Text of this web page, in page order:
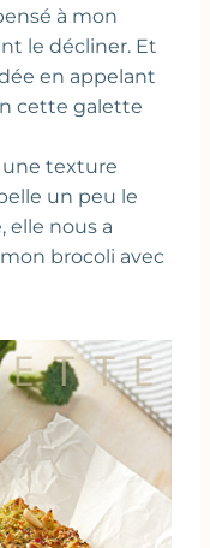
à mon
le décliner. Et
en appelant
cette galette
une texture
un peu le
elle nous a
brocoli avec